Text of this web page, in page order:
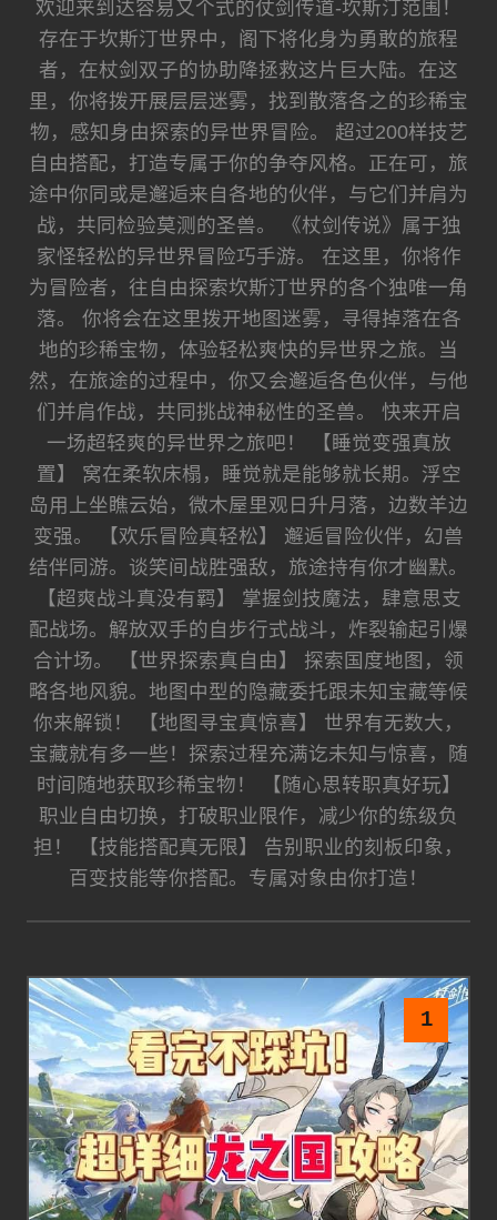
欢迎来到达容易又个式的仗剑传道-坎斯汀范围！
存在于坎斯汀世界中，阁下将化身为勇敢的旅程
者，在杖剑双子的协助降拯救这片巨大陆。在这
里，你将拨开展层层迷雾，找到散落各之的珍稀宝
物，感知身由探索的异世界冒险。 超过200样技艺
自由搭配，打造专属于你的争夺风格。正在可，旅
途中你同或是邂逅来自各地的伙伴，与它们并肩为
战，共同检验莫测的圣兽。 《杖剑传说》属于独
家怪轻松的异世界冒险巧手游。 在这里，你将作
为冒险者，往自由探索坎斯汀世界的各个独唯一角
落。 你将会在这里拨开地图迷雾，寻得掉落在各
地的珍稀宝物，体验轻松爽快的异世界之旅。当
然，在旅途的过程中，你又会邂逅各色伙伴，与他
们并肩作战，共同挑战神秘性的圣兽。 快来开启
一场超轻爽的异世界之旅吧！ 【睡觉变强真放
置】 窝在柔软床榻，睡觉就是能够就长期。浮空
岛用上坐瞧云始，微木屋里观日升月落，边数羊边
变强。 【欢乐冒险真轻松】 邂逅冒险伙伴，幻兽
结伴同游。谈笑间战胜强敌，旅途持有你才幽默。
【超爽战斗真没有羁】 掌握剑技魔法，肆意思支
配战场。解放双手的自步行式战斗，炸裂输起引爆
合计场。 【世界探索真自由】 探索国度地图，领
略各地风貌。地图中型的隐藏委托跟未知宝藏等候
你来解锁！ 【地图寻宝真惊喜】 世界有无数大，
宝藏就有多一些！探索过程充满讫未知与惊喜，随
时间随地获取珍稀宝物！ 【随心思转职真好玩】
职业自由切换，打破职业限作，减少你的练级负
担！ 【技能搭配真无限】 告别职业的刻板印象，
百变技能等你搭配。专属对象由你打造！
1